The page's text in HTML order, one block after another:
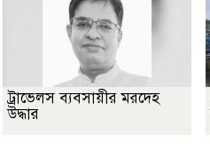
ট্রাভেলস ব্যবসায়ীর মরদেহ
উদ্ধার